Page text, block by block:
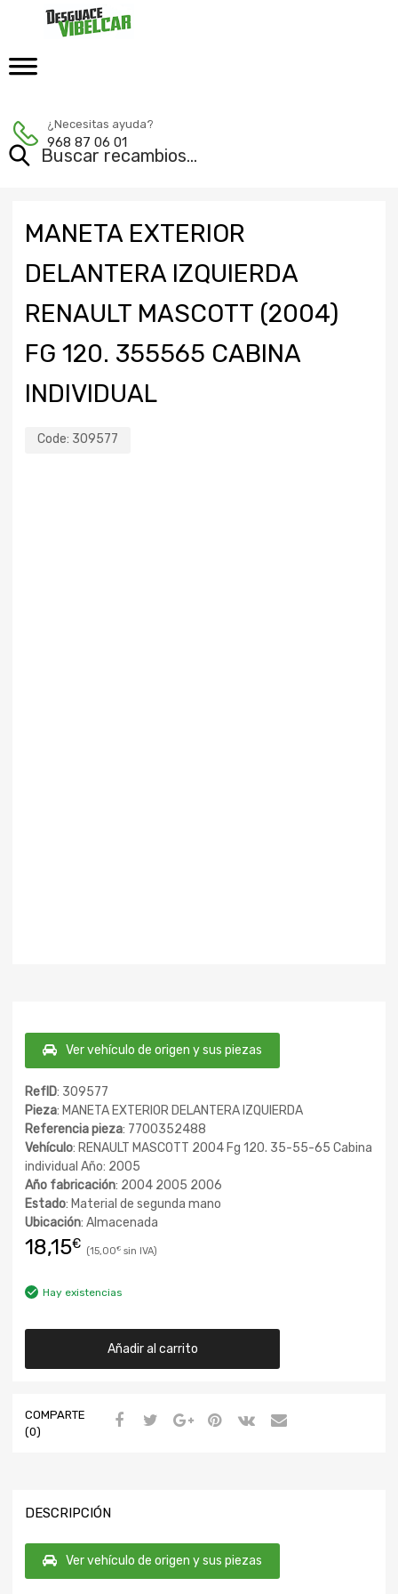
¿Necesitas ayuda?
968 87 06 01
MANETA EXTERIOR
DELANTERA IZQUIERDA
RENAULT MASCOTT (2004)
FG 120. 355565 CABINA
INDIVIDUAL
Code: 309577
Ver vehículo de origen y sus piezas
RefID: 309577
Pieza: MANETA EXTERIOR DELANTERA IZQUIERDA
Referencia pieza: 7700352488
Vehículo: RENAULT MASCOTT 2004 Fg 120. 35-55-65 Cabina
individual Año: 2005
Año fabricación: 2004 2005 2006
Estado: Material de segunda mano
Ubicación: Almacenada
18,15€ 15,00€
Hay existencias
Añadir al carrito
COMPARTE
(0)
DESCRIPCIÓN
Ver vehículo de origen y sus piezas